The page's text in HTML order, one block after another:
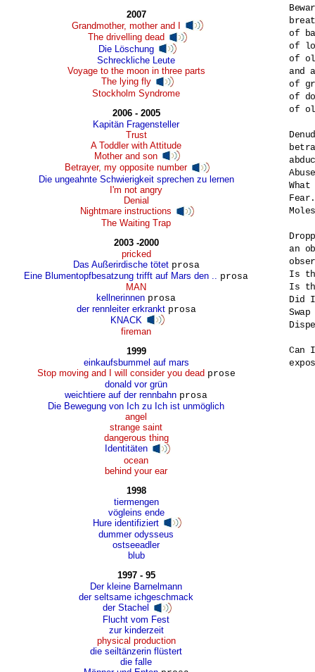
2007
Grandmother, mother and I
The drivelling dead
Die Löschung
Schreckliche Leute
Voyage to the moon in three parts
The lying fly
Stockholm Syndrome
2006 - 2005
Kapitän Fragensteller
Trust
A Toddler with Attitude
Mother and son
Betrayer, my opposite number
Die ungeahnte Schwierigkeit sprechen zu lernen
I'm not angry
Denial
Nightmare instructions
The Waiting Trap
2003 -2000
pricked
Das Außerirdische tötet prosa
Eine Blumentopfbesatzung trifft auf Mars den ..
prosa
MAN
kellnerinnen prosa
der rennleiter erkrankt prosa
KNACK
fireman
1999
einkaufsbummel auf mars
Stop moving and I will consider you dead prose
donald vor grün
weichtiere auf der rennbahn prosa
Die Bewegung von Ich zu Ich ist unmöglich
angel
strange saint
dangerous thing
Identitäten
ocean
behind your ear
1998
tiermengen
vögleins ende
Hure identifiziert
dummer odysseus
ostseeadler
blub
1997 - 95
Der kleine Barnelmann
der seltsame ichgeschmack
der Stachel
Flucht vom Fest
zur kinderzeit
physical production
die seiltänzerin flüstert
die falle
of
of
of
and
of
of
of
Fear.
an
Is
Is
Did
Can